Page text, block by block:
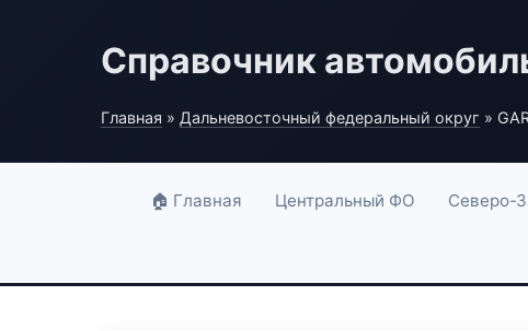
Справочник
Главная » Дальневосточный федеральный округ »
🏠 Главная Центральный ФО Северо-